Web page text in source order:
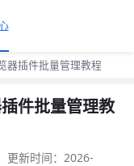
器插件批量管理教程
件批量管理教
更新时间：2026-